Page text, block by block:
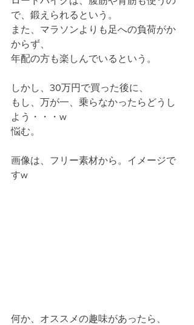
で、鍛えられるという。
また、マラソンよりも足への負荷がか
からず、
年配の方も楽しんでいるという。
しかし、30万円で買った後に、
もし、万が一、乗らなかったらどうし
よう・・・w
悩む。
画像は、フリー素材から。イメージで
すw
何か、オススメの趣味があったら、